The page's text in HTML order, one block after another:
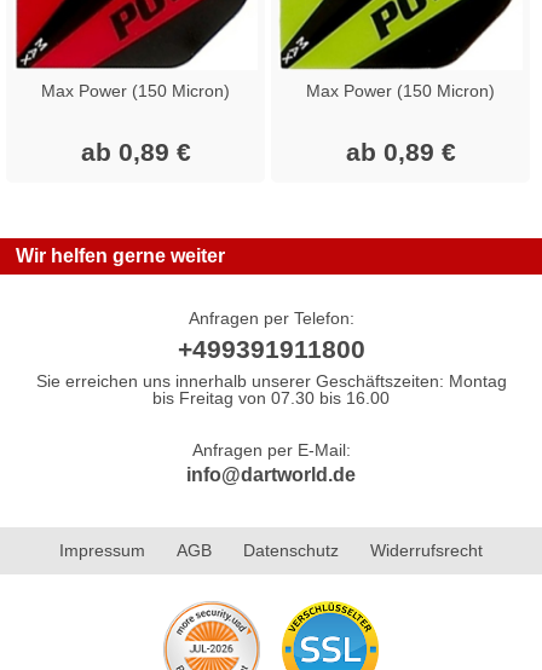
Max Power (150 Micron)
ab 0,89 €
Max Power (150 Micron)
ab 0,89 €
Wir helfen gerne weiter
Anfragen per Telefon:
+499391911800
Sie erreichen uns innerhalb unserer Geschäftszeiten: Montag
bis Freitag von 07.30 bis 16.00
Anfragen per E-Mail:
info@dartworld.de
Impressum AGB Datenschutz Widerrufsrecht